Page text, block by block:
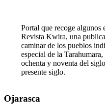
Portal que recoge algunos
Revista Kwira, una
caminar de los pueblos
especial de la
ochenta y noventa del
presente siglo.
Ojarasca